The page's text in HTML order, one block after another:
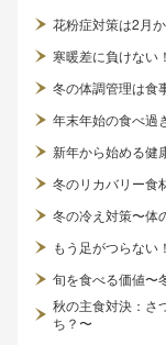
花粉症対策は2月
寒暖差に負けない
冬の体調管理は食
年末年始の食べ過
新年から始める健
冬のリカバリー食
冬の冷え対策〜体
もう足がつらない
旬を食べる価値〜
秋の主食対決：さ
ち？〜